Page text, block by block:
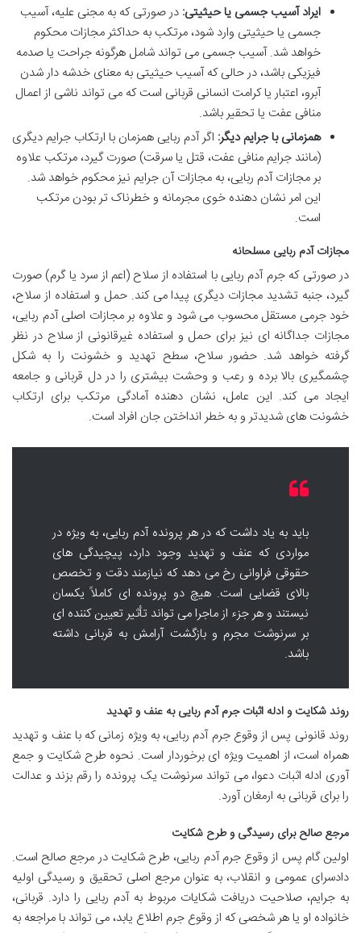
ایراد آسیب جسمی یا حیثیتی: در صورتی که به مجنی علیه، آسیب
جسمی یا حیثیتی وارد شود، مرتکب به حداکثر مجازات محکوم
خواهد شد. آسیب جسمی می تواند شامل هرگونه جراحت یا صدمه
فیزیکی باشد، در حالی که آسیب حیثیتی به معنای خدشه دار شدن
آبرو، اعتبار یا کرامت انسانی قربانی است که می تواند ناشی از اعمال
منافی عفت یا تحقیر باشد.
همزمانی با جرایم دیگر: اگر آدم ربایی همزمان با ارتکاب جرایم دیگری
(مانند جرایم منافی عفت، قتل یا سرقت) صورت گیرد، مرتکب علاوه
بر مجازات آدم ربایی، به مجازات آن جرایم نیز محکوم خواهد شد.
این امر نشان دهنده خوی مجرمانه و خطرناک تر بودن مرتکب
است.
مجازات آدم ربایی مسلحانه
در صورتی که جرم آدم ربایی با استفاده از سلاح (اعم از سرد یا گرم) صورت
گیرد، جنبه تشدید مجازات دیگری پیدا می کند. حمل و استفاده از سلاح،
خود جرمی مستقل محسوب می شود و علاوه بر مجازات اصلی آدم ربایی،
مجازات جداگانه ای نیز برای حمل و استفاده غیرقانونی از سلاح در نظر
گرفته خواهد شد. حضور سلاح، سطح تهدید و خشونت را به شکل
چشمگیری بالا برده و رعب و وحشت بیشتری را در دل قربانی و جامعه
ایجاد می کند. این عامل، نشان دهنده آمادگی مرتکب برای ارتکاب
خشونت های شدیدتر و به خطر انداختن جان افراد است.
باید به یاد داشت که در هر پرونده آدم ربایی، به ویژه در
مواردی که عنف و تهدید وجود دارد، پیچیدگی های
حقوقی فراوانی رخ می دهد که نیازمند دقت و تخصص
بالای قضایی است. هیچ دو پرونده ای کاملاً یکسان
نیستند و هر جزء از ماجرا می تواند تأثیر تعیین کننده ای
بر سرنوشت مجرم و بازگشت آرامش به قربانی داشته
باشد.
روند شکایت و ادله اثبات جرم آدم ربایی به عنف و تهدید
روند قانونی پس از وقوع جرم آدم ربایی، به ویژه زمانی که با عنف و تهدید
همراه است، از اهمیت ویژه ای برخوردار است. نحوه طرح شکایت و جمع
آوری ادله اثبات دعوا، می تواند سرنوشت یک پرونده را رقم بزند و عدالت
را برای قربانی به ارمغان آورد.
مرجع صالح برای رسیدگی و طرح شکایت
اولین گام پس از وقوع جرم آدم ربایی، طرح شکایت در مرجع صالح است.
دادسرای عمومی و انقلاب، به عنوان مرجع اصلی تحقیق و رسیدگی اولیه
به جرایم، صلاحیت دریافت شکایات مربوط به آدم ربایی را دارد. قربانی،
خانواده او یا هر شخصی که از وقوع جرم اطلاع یابد، می تواند با مراجعه به